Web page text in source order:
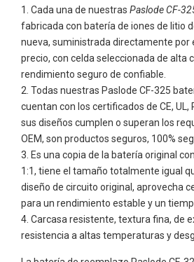
Cada una de nuestras Paslode CF-
fabricada con batería de iones de litio
nueva, suministrada directamente por
precio, con celda seleccionada de alta
rendimiento seguro de confiable.
Todas nuestras Paslode CF-325
cuentan con los certificados de CE, UL,
sus diseños cumplen o superan los
OEM, son productos seguros, 100%
Es una copia de la batería original
1:1, tiene el tamaño totalmente igual
diseño de circuito original, aprovecha
para un rendimiento estable y un
Carcasa resistente, textura fina, de
resistencia a altas temperaturas y